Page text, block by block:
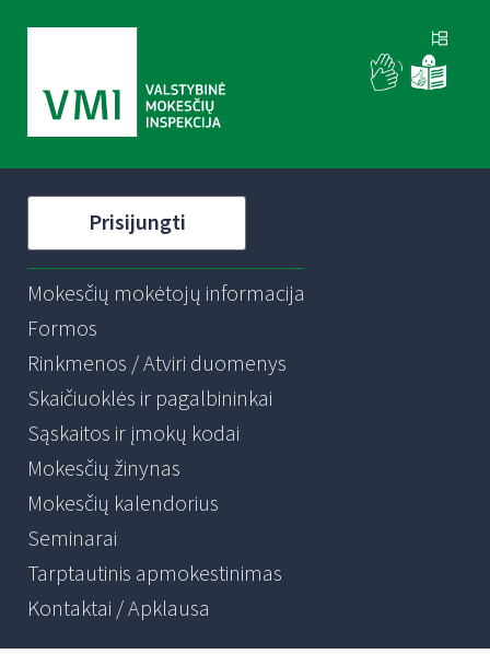
Prisijungti
Mokesčių mokėtojų informacija
Formos
Rinkmenos / Atviri duomenys
Skaičiuoklės ir pagalbininkai
Sąskaitos ir įmokų kodai
Mokesčių žinynas
Mokesčių kalendorius
Seminarai
Tarptautinis apmokestinimas
Kontaktai / Apklausa